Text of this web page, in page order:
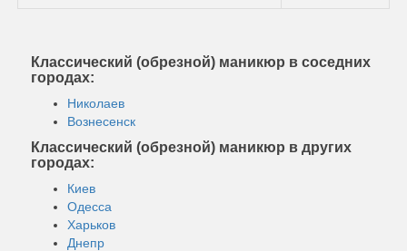
Классический (обрезной) маникюр в соседних
городах:
Николаев
Вознесенск
Классический (обрезной) маникюр в других
городах:
Киев
Одесса
Харьков
Днепр